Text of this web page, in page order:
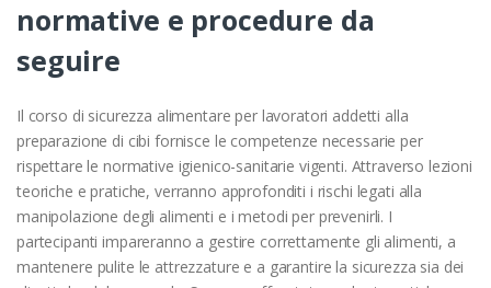
normative e procedure da
seguire
Il corso di sicurezza alimentare per lavoratori addetti alla
preparazione di cibi fornisce le competenze necessarie per
rispettare le normative igienico-sanitarie vigenti. Attraverso lezioni
teoriche e pratiche, verranno approfonditi i rischi legati alla
manipolazione degli alimenti e i metodi per prevenirli. I
partecipanti impareranno a gestire correttamente gli alimenti, a
mantenere pulite le attrezzature e a garantire la sicurezza sia dei